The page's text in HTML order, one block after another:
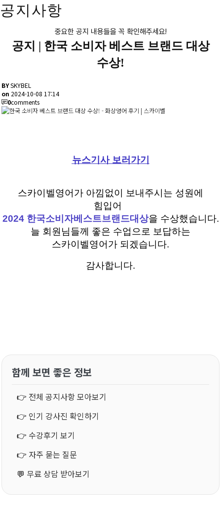
공지사항
중요한 공지 내용들을 꼭 확인해주세요!
공지 | 한국 소비자 베스트 브랜드 대상
수상!
BYSKYBEL
on 2024-10-08 17:14
0comments
뉴스기사보러 가기
스카이벨영어가 아낌없이 보내주시는 성원에
힘입어
2024 한국소비자베스트브랜드대상을 수상했습니다.
늘 회원님들께 좋은 수업으로 보답하는
스카이벨영어가 되겠습니다.
감사합니다.
함께 보면 좋은 정보
👉 전체 공지사항 모아보기
👉 인기 강사진 확인하기
👉 수강후기 보기
👉 자주 묻는 질문
💬 무료 상담 받아보기